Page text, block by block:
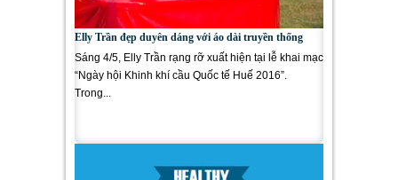
Elly Trần đẹp duyên dáng với áo dài truyền thống
Sáng 4/5, Elly Trần rạng rỡ xuất hiện tại lễ khai mạc
“Ngày hội Khinh khí cầu Quốc tế Huế 2016”.
Trong...